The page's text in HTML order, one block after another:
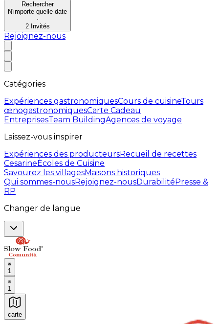
Rechercher
N'importe quelle date
·
2 Invités
Rejoignez-nous
Catégories
Expériences gastronomiquesCours de cuisineTours
œnogastronomiquesCarte Cadeau
EntreprisesTeam BuildingAgences de voyage
Laissez-vous inspirer
Expériences des producteursRecueil de recettes
CesarineÈcoles de Cuisine
Savourez les villagesMaisons historiques
Qui sommes-nousRejoignez-nousDurabilitéPresse &
RP
Changer de langue
1
1
carte